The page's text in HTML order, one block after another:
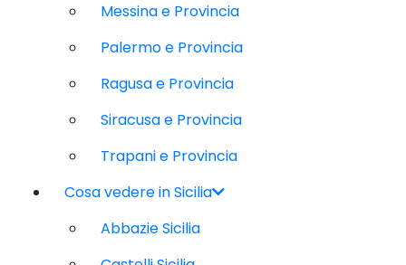
Messina e Provincia
Palermo e Provincia
Ragusa e Provincia
Siracusa e Provincia
Trapani e Provincia
Cosa vedere in Sicilia
Abbazie Sicilia